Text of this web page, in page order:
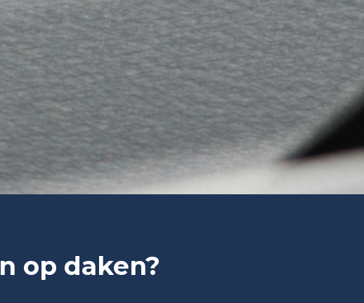
op daken?